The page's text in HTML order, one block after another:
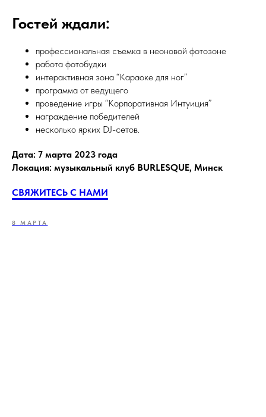
Гостей ждали:
профессиональная съемка в неоновой фотозоне
работа фотобудки
интерактивная зона “Караоке для ног”
программа от ведущего
проведение игры “Корпоративная Интуиция”
награждение победителей
несколько ярких DJ-сетов.
Дата: 7 марта 2023 года
Локация: музыкальный клуб BURLESQUE, Минск
СВЯЖИТЕСЬ С НАМИ
8 МАРТА